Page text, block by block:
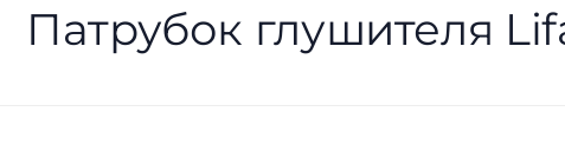
Патрубок глушителя